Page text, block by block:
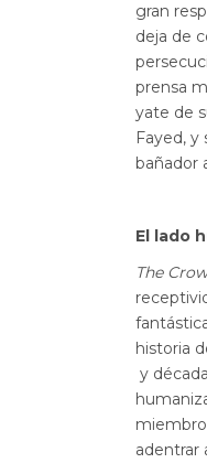
gran
deja de
prensa
yate de
Fayed, y
bañador
El lado
The Crow
historia
y
adentrar